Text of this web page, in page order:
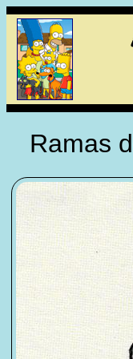
Ramas